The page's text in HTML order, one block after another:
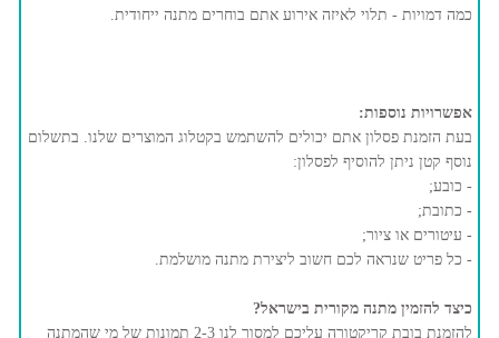
כמה דמויות - תלוי לאיזה אירוע אתם בוחרים מתנה ייחודית.
אפשרויות נוספות:
בעת הזמנת פסלון אתם יכולים להשתמש בקטלוג המוצרים שלנו. בתשלום
נוסף קטן ניתן להוסיף לפסלון:
- כובע;
- כתובת;
- עיטורים או ציור;
- כל פריט שנראה לכם חשוב ליצירת מתנה מושלמת.
כיצד להזמין מתנה מקורית בישראל?
להזמנת בובת קריקטורה עליכם למסור לנו 2-3 תמונות של מי שהמתנה